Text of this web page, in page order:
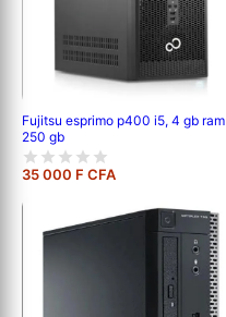
Fujitsu esprimo p400 i5, 4 gb ram
250 gb
35 000 F CFA